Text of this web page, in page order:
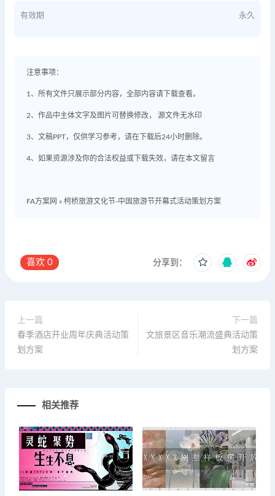
有效期 永久
注意事项：
1、所有文件只展示部分内容，全部内容请下载查看。
2、作品中主体文字及图片可替换修改， 源文件无水印
3、文稿PPT，仅供学习参考，请在下载后24小时删除。
4、如果资源涉及你的合法权益或下载失效，请在本文留言
FA方案网 » 柯桥旅游文化节-中国旅游节开幕式活动策划方案
喜欢 0 分享到：
上一篇
春季酒店开业周年庆典活动策
划方案
下一篇
文旅景区音乐潮流盛典活动策
划方案
相关推荐